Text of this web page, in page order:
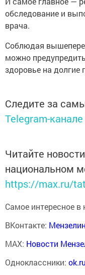
обследование и
врача.
Соблюдая
можно
здоровье на долгие
Следите за
Telegram-канале
Читайте
национальном
https://max.ru/
Самое интересное
ВКонтакте:
MAX: Новости
Одноклассники: